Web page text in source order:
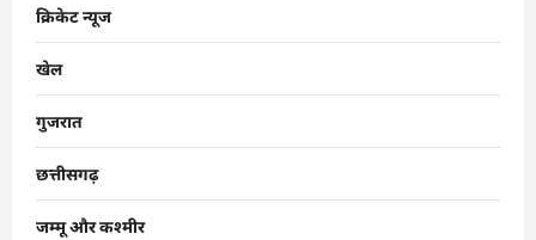
क्रिकेट न्यूज
खेल
गुजरात
छत्तीसगढ़
जम्मू और कश्मीर